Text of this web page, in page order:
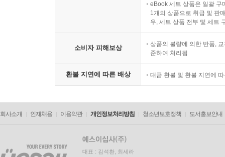
eBook 세트 상품은 일괄 구
1개의 상품으로 취급 및 판
우, 세트 상품 전부 및 세트
소비자 피해보상
상품의 불량에 의한 반품,
준하여 처리됨
환불 지연에 따른 배상 대금 환불 및 환불 지연에
회사소개 인재채용 이용약관 개인정보처리방침 청소년보호정책 도서홍보안내
대표 : 김석환, 최세라